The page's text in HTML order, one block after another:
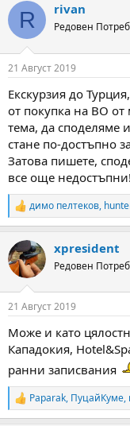
c
i
s
R rivan
Редовен
21 Август 2019
Екскурзия до
от покупка на ВО от
тема, да споделяме
стане по-достъпно
Затова пишете,
все още недостъпни!
R
e
c
t
i
s
димо пелтеков,
xpresident
Редовен
21 Август 2019
Може и като
Кападокия,
ранни записвания
R
e
Paparak, ПуцайКуме,